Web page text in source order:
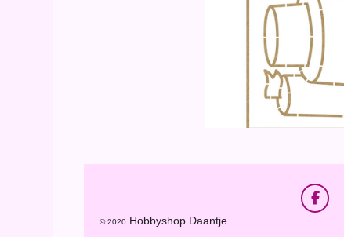
F
a
© 2020 Hobbyshop Daantje